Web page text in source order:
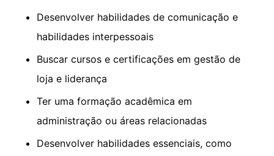
Desenvolver habilidades de comunicação e
habilidades interpessoais
Buscar cursos e certificações em gestão de
loja e liderança
Ter uma formação acadêmica em
administração ou áreas relacionadas
Desenvolver habilidades essenciais, como